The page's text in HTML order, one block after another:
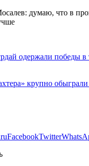
одержали победы в
крупно обыграли
FacebookTwitter